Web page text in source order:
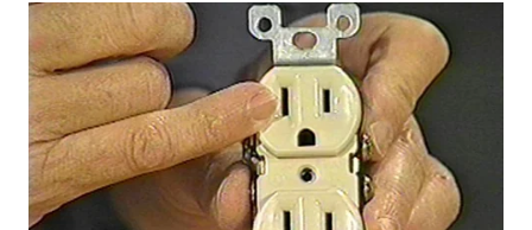
WN
PRIANGAN
TIMUR
WN
SEMARANG